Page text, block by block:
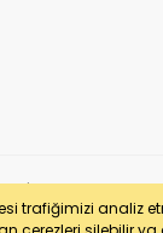
trafiğimizi analiz
Vergi No: